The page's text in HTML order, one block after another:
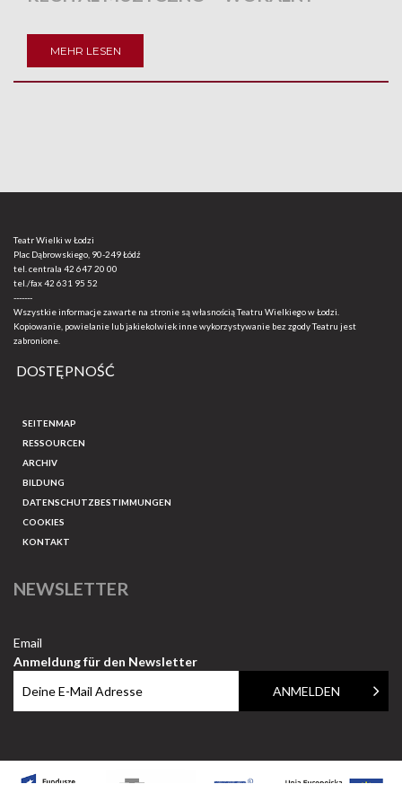
MEHR LESEN
Teatr Wielki w Łodzi
Plac Dąbrowskiego, 90-249 Łódź
tel. centrala 42 647 20 00
tel./fax42 631 95 52
-------
Wszystkie informacje zawarte na stronie są własnością Teatru Wielkiego w Łodzi.
Kopiowanie, powielanie lub jakiekolwiek inne wykorzystywanie bez zgody Teatru jest
zabronione.
DOSTĘPNOŚĆ
SEITENMAP
RESSOURCEN
ARCHIV
BILDUNG
DATENSCHUTZBESTIMMUNGEN
COOKIES
KONTAKT
NEWSLETTER
Email
Anmeldung für den Newsletter